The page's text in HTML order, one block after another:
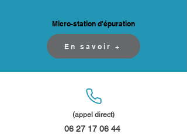
Micro-station d'épuration
En savoir +
(appel direct)
06 27 17 06 44